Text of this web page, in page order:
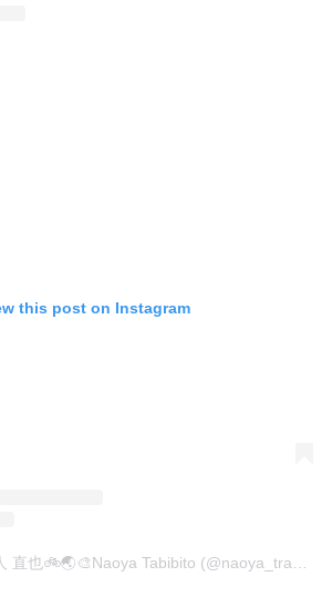
this post on Instagram
A post shared by 旅人 直也🚲🌏🎨Naoya Tabibito (@naoya_traveler)